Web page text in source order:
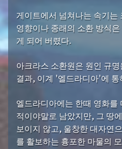
게이트에서 넘쳐나는 속기는
영향이나 종래의 소환 방식
게 되어 버렸다.
아크라스 소환원은 원인 규
결과, 이계 '엘드라디아'에
엘드라디아에는 한때 영화
적이야말로 남았지만, 그 땅
보이지 않고, 울창한 대자연
를 활보하는 흉포한 마물의